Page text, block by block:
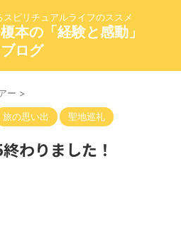
ピリチュアルライフのススメ
本の「経験と感動」
ブログ
ー >
旅の思い出 聖地巡礼
わりました！